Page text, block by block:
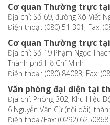
Cơ quan Thường trực
Địa chỉ: Số 69, đường Xô Viết
Điện thoại: (080) 51 301; Fax:
Cơ quan Thường trực
Địa chỉ: Số 19 Phạm Ngọc
Thành phố Hồ Chí Minh
Điện thoại: (080) 84083; Fax:
Văn phòng đại diện tại
Địa chỉ: Phòng 302, Khu Hiệu
6 Nguyễn Văn Cừ (nối dài),
Điện thoại/Fax: (0292) 6250868